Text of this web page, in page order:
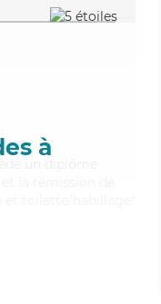
à
un diplôme
la rémission de